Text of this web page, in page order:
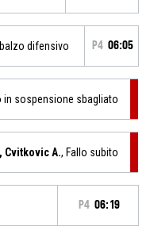
difensivo P4 06:05
in sospensione sbagliato
Cvitkovic A., Fallo subito
P4 06:19